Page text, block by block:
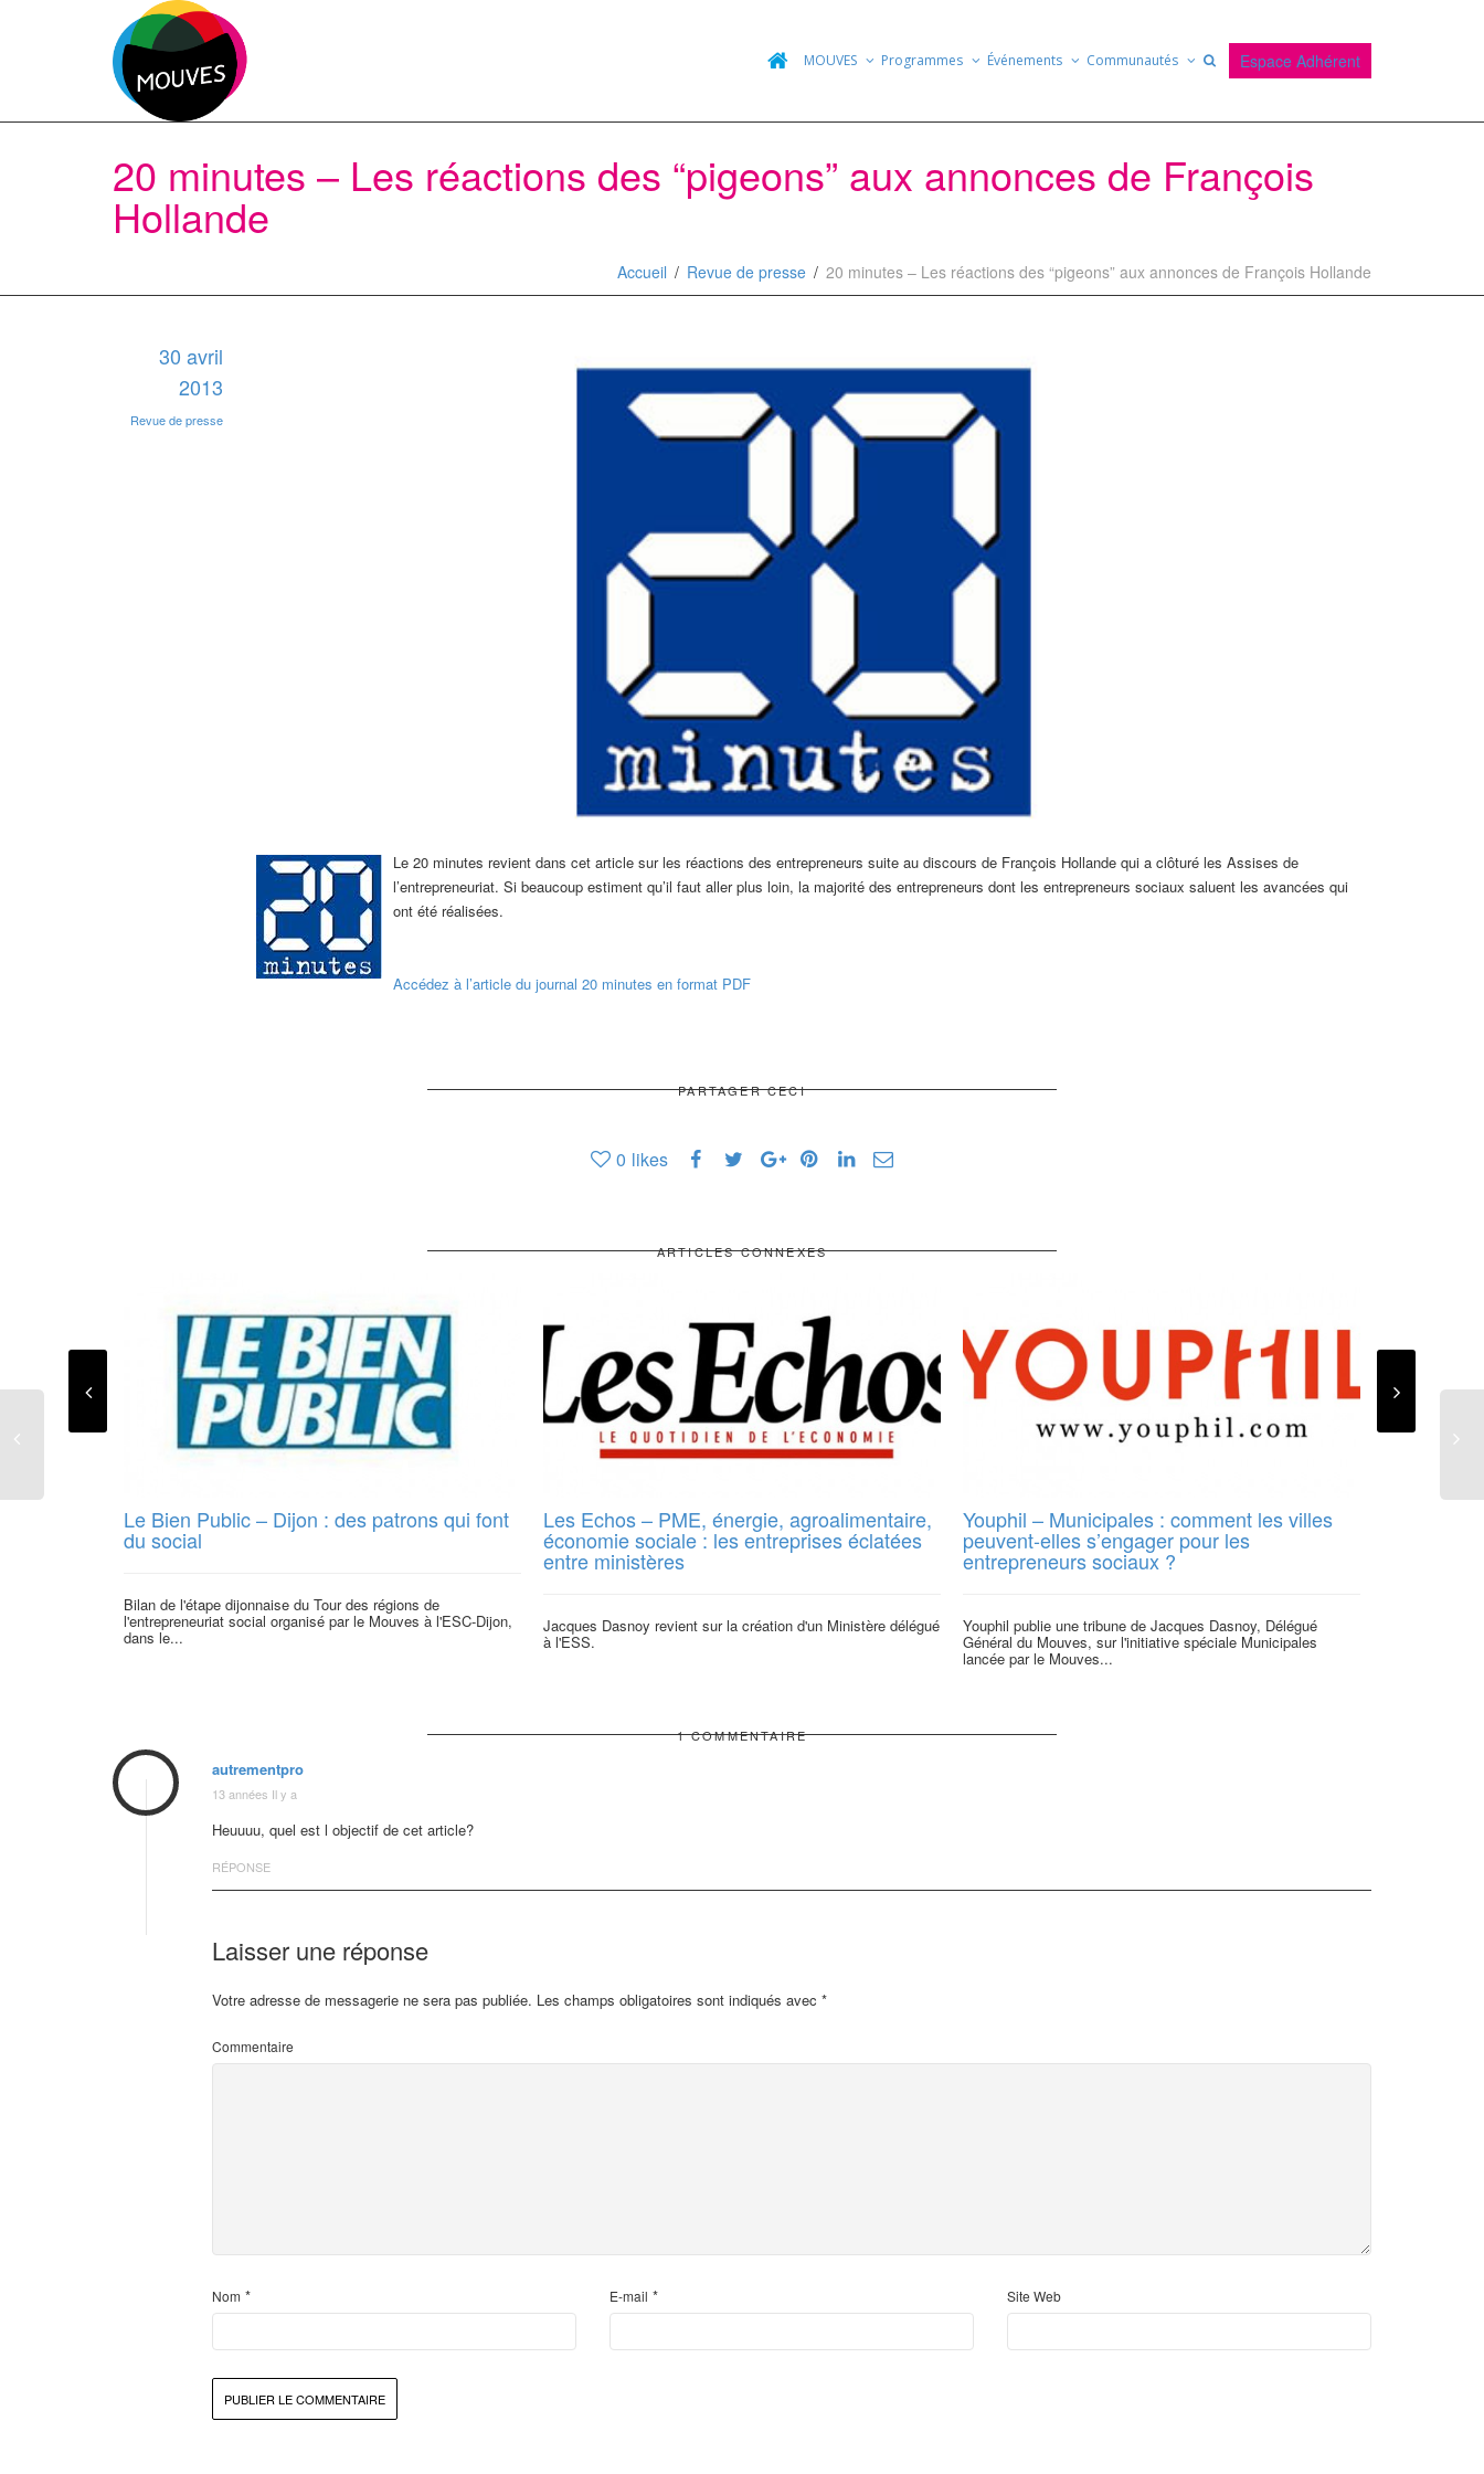
MOUVES Programmes Événements Communautés Espace Adhérent
20 minutes – Les réactions des “pigeons” aux annonces de François
Hollande
Accueil Revue de presse 20 minutes – Les réactions des “pigeons” aux annonces de François Hollande
30 avril
2013
Revue de presse
Le 20 minutes revient dans cet article sur les réactions des entrepreneurs suite au discours de François Hollande qui a clôturé les Assises de
l’entrepreneuriat. Si beaucoup estiment qu’il faut aller plus loin, la majorité des entrepreneurs dont les entrepreneurs sociaux saluent les avancées qui
ont été réalisées.
Accédez à l’article du journal 20 minutes en format PDF
PARTAGER CECI
0 likes
ARTICLES CONNEXES
Le Bien Public – Dijon : des patrons qui font
du social
Bilan de l'étape dijonnaise du Tour des régions de
l'entrepreneuriat social organisé par le Mouves à l'ESC-Dijon,
dans le...
Les Echos – PME, énergie, agroalimentaire,
économie sociale : les entreprises éclatées
entre ministères
Jacques Dasnoy revient sur la création d'un Ministère délégué
à l'ESS.
Youphil – Municipales : comment les villes
peuvent-elles s’engager pour les
entrepreneurs sociaux ?
Youphil publie une tribune de Jacques Dasnoy, Délégué
Général du Mouves, sur l'initiative spéciale Municipales
lancée par le Mouves...
1 COMMENTAIRE
autrementpro
13 années Il y a
Heuuuu, quel est l objectif de cet article?
RÉPONSE
Laisser une réponse
Votre adresse de messagerie ne sera pas publiée. Les champs obligatoires sont indiqués avec *
Commentaire
Nom * E-mail * Site Web